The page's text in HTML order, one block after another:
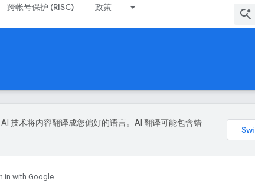
跨帐号保护 (RISC) 政策
技术将内容翻译成您偏好的语言。AI 翻译可能包含错
in with Google